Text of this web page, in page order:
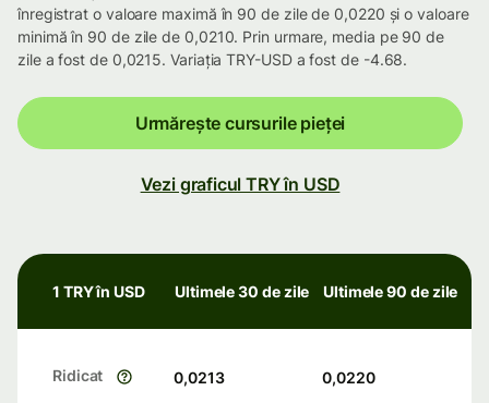
înregistrat o valoare maximă în 90 de zile de 0,0220 și o valoare
minimă în 90 de zile de 0,0210. Prin urmare, media pe 90 de
zile a fost de 0,0215. Variația TRY-USD a fost de -4.68.
Urmărește cursurile pieței
Vezi graficul TRY în USD
1 TRY în USD Ultimele 30 de zile Ultimele 90 de zile
Ridicat 0,0213 0,0220